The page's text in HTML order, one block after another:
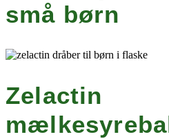
små børn
Zelactin